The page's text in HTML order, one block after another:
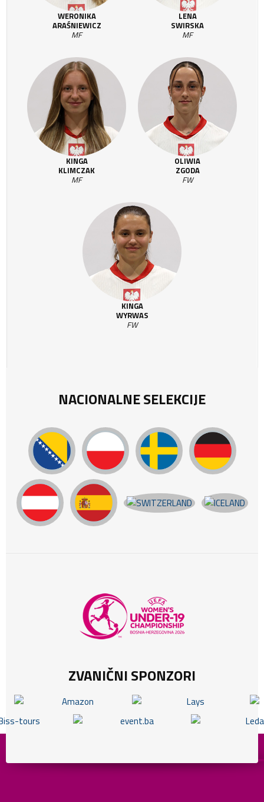
WERONIKA
ARAŚNIEWICZ
MF
LENA
SWIRSKA
MF
KINGA
KLIMCZAK
MF
OLIWIA
ZGODA
FW
KINGA
WYRWAS
FW
NACIONALNE SELEKCIJE
ZVANIČNI SPONZORI